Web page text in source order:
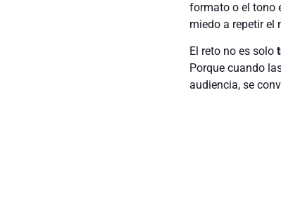
formato o el tono
miedo a repetir el
El reto no es solo
Porque cuando
audiencia, se